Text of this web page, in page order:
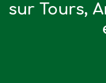
sur Tours,